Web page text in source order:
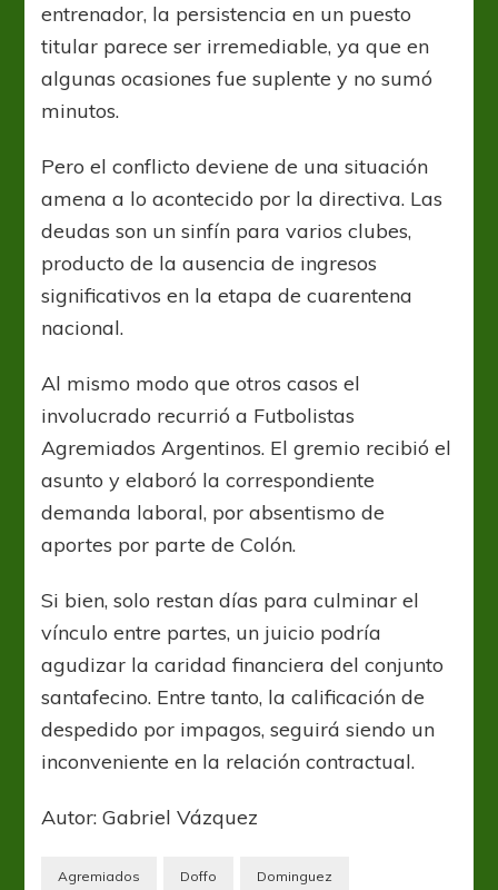
entrenador, la persistencia en un puesto
titular parece ser irremediable, ya que en
algunas ocasiones fue suplente y no sumó
minutos.
Pero el conflicto deviene de una situación
amena a lo acontecido por la directiva. Las
deudas son un sinfín para varios clubes,
producto de la ausencia de ingresos
significativos en la etapa de cuarentena
nacional.
Al mismo modo que otros casos el
involucrado recurrió a Futbolistas
Agremiados Argentinos. El gremio recibió el
asunto y elaboró la correspondiente
demanda laboral, por absentismo de
aportes por parte de Colón.
Si bien, solo restan días para culminar el
vínculo entre partes, un juicio podría
agudizar la caridad financiera del conjunto
santafecino. Entre tanto, la calificación de
despedido por impagos, seguirá siendo un
inconveniente en la relación contractual.
Autor: Gabriel Vázquez
Agremiados Doffo Dominguez